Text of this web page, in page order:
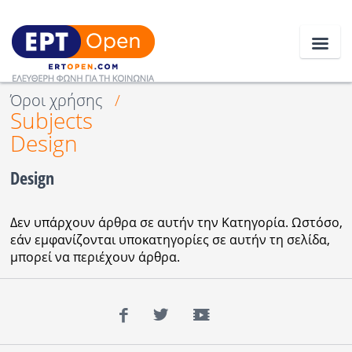
Ειδήσεις
Πολιτική
Οικονομία
Όροι χρήσης /
Subjects
Design
Design
Δεν υπάρχουν άρθρα σε αυτήν την Κατηγορία. Ωστόσο,
εάν εμφανίζονται υποκατηγορίες σε αυτήν τη σελίδα,
μπορεί να περιέχουν άρθρα.
Facebook
TwitterYouTube